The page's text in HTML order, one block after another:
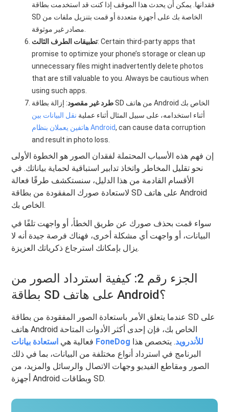
فقدانها. يمكن أن يحدث هذا الموقف إذا كنت قد استخدمت بطاقة
SD الخاصة بك على أجهزة متعددة أو قمت بتنزيل ملفات من
تطبيقات الطرف الثالث: Certain third-party apps that
promise to optimize your phone’s storage or clean up
unnecessary files might inadvertently delete photos
that are still valuable to you. Always be cautious when
using such apps.
طرد غير مقصود: إزالة بطاقة SD من هاتف Android الخاص بك
أثناء استخدامه، على سبيل المثال أثناء عملية نقل البيانات بين
هاتفين يعملان بنظام Android, can cause data corruption
and result in photo loss.
إن فهم هذه الأسباب المحتملة لفقدان الصور هو الخطوة الأولى
نحو تقليل المخاطر واتخاذ تدابير استباقية لحماية بياناتك. في
الأقسام القادمة من هذا الدليل، سنستكشف طرقًا فعالة
لاستعادة صورك المفقودة من بطاقة SD على هاتف Android
الخاص بك.
سواء قمت بحذف صورك عن طريق الخطأ، أو واجهت تلفًا في
البيانات، أو واجهت أي مشكلة أخرى، فهناك فرصة جيدة أنه لا
يزال بإمكانك استرجاع ذكرياتك العزيزة.
الجزء رقم 2: كيفية استرداد الصور من
بطاقة SD على هاتف Android؟
عندما يتعلق الأمر باستعادة الصور المفقودة من بطاقة SD على
هاتف Android الخاص بك، فإن إحدى أكثر الأدوات المتاحة
فعالية هي
استعادة بيانات FoneDog للأندرويد. يتخصص هذا
البرنامج في استرداد أنواع مختلفة من البيانات، بما في ذلك
الصور ومقاطع الفيديو وجهات الاتصال والرسائل والمزيد، من
أجهزة Android وبطاقات SD.